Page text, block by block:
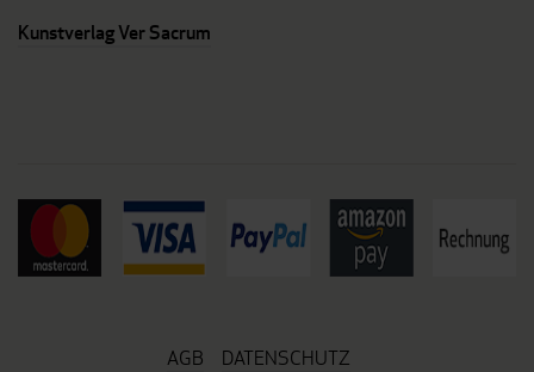
Kunstverlag Ver Sacrum
AGB
DATENSCHUTZ